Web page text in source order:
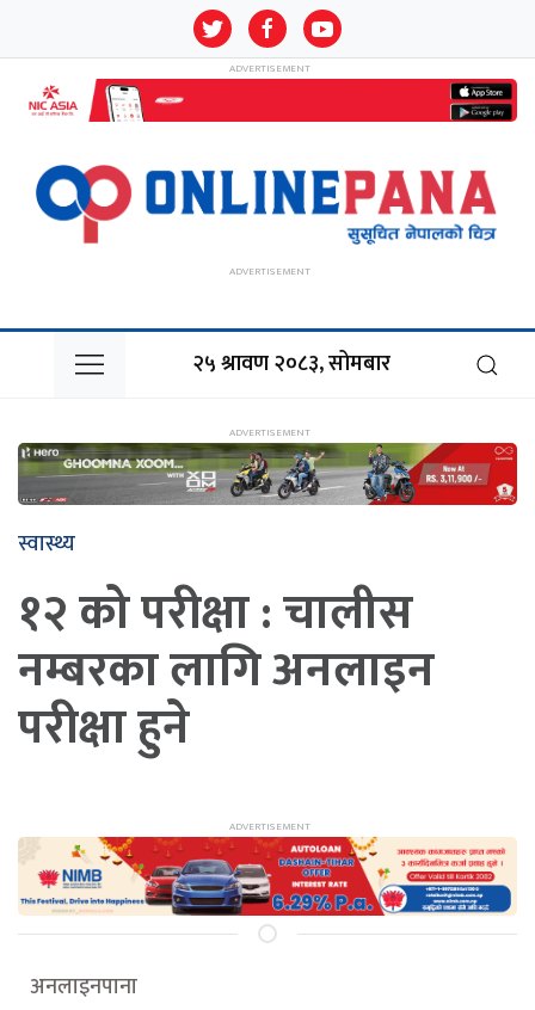
२५ श्रावण २०८३, सोमबार
स्वास्थ्य
१२ को परीक्षा : चालीस
नम्बरका लागि अनलाइन
परीक्षा हुने
अनलाइनपाना